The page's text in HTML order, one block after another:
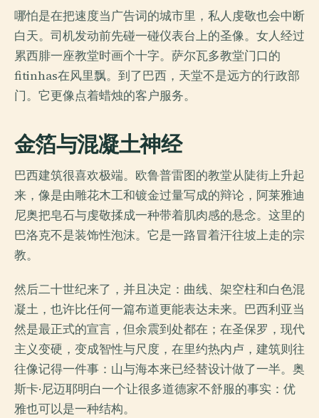
哪怕是在把速度当广告词的城市里，私人虔敬也会中断
白天。司机发动前先碰一碰仪表台上的圣像。女人经过
累西腓一座教堂时画个十字。萨尔瓦多教堂门口的
fitinhas在风里飘。到了巴西，天堂不是远方的行政部
门。它更像点着蜡烛的客户服务。
金箔与混凝土神经
巴西建筑很喜欢极端。欧鲁普雷图的教堂从陡街上升起
来，像是由雕花木工和镀金过量写成的辩论，阿莱雅迪
尼奥把皂石与虔敬揉成一种带着肌肉感的悬念。这里的
巴洛克不是装饰性泡沫。它是一路冒着汗往坡上走的宗
教。
然后二十世纪来了，并且决定：曲线、架空柱和白色混
凝土，也许比任何一篇布道更能表达未来。巴西利亚当
然是最正式的宣言，但余震到处都在；在圣保罗，现代
主义变硬，变成智性与尺度，在里约热内卢，建筑则往
往像记得一件事：山与海本来已经替设计做了一半。奥
斯卡·尼迈耶明白一个让很多道德家不舒服的事实：优
雅也可以是一种结构。